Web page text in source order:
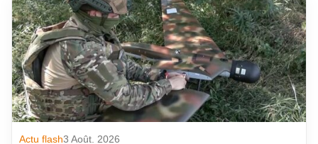
Actu flash3 Août. 2026